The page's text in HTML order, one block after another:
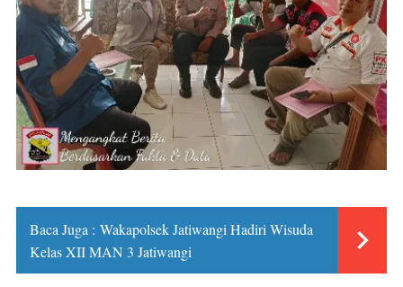
Baca Juga : Wakapolsek Jatiwangi Hadiri Wisuda
Kelas XII MAN 3 Jatiwangi